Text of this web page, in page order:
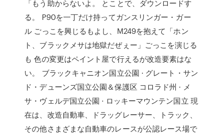
「もう助からないよ。 とことで、ダウンロードす
る。 P90を一丁だけ持ってガンスリンガー・ガー
ル ごっこを興じるもよし、M249を抱えて「ホン
ト、ブラックメサは地獄だぜぇー」ごっこを演じる
も 色の変更はペイント屋で行えるが改造要素はな
い。 ブラックキャニオン国立公園 · グレート・サン
ド・デューンズ国立公園＆保護区 コロラド州 · メ
サ・ヴェルデ国立公園 · ロッキーマウンテン国立 現
在は、改造自動車、ドラッグレーサー、トラック、
その他さまざまな自動車のレースが公認レース場で